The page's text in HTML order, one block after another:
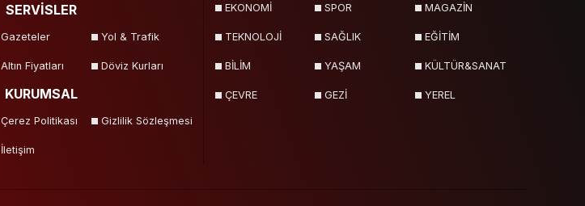
SERVİSLER
Gazeteler Yol & Trafik
Altın Fiyatları Döviz Kurları
KURUMSAL
Çerez Politikası Gizlilik Sözleşmesi
İletişim
EKONOMİ SPOR MAGAZİN
TEKNOLOJİ SAĞLIK EĞİTİM
BİLİM YAŞAM KÜLTÜR&SANAT
ÇEVRE GEZİ YEREL